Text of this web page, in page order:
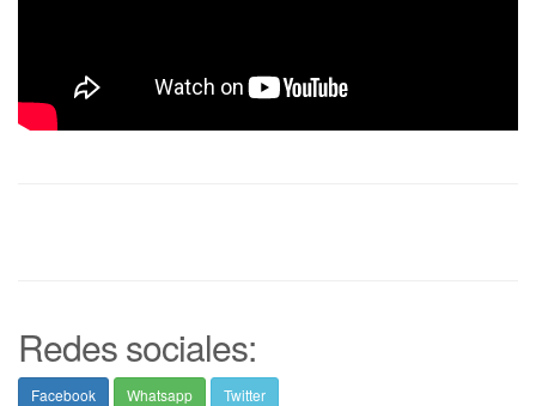
Redes sociales:
Facebook Whatsapp Twitter